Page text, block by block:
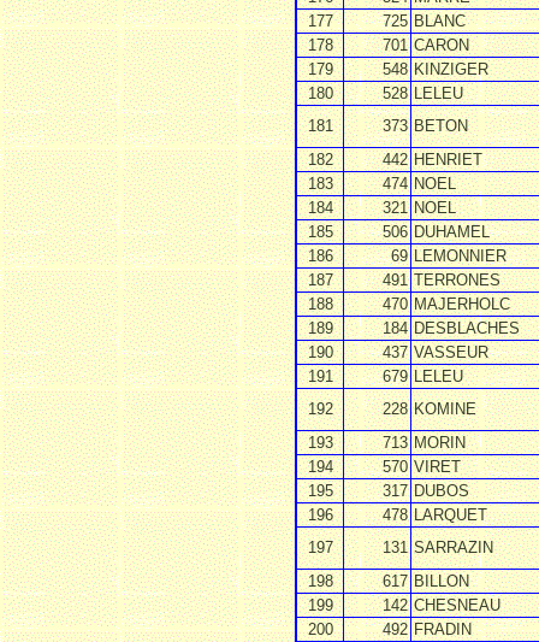
177
725 BLANC
178
701 CARON
179
548 KINZIGER
180
528 LELEU
181
373 BETON
182
442 HENRIET
183
474 NOEL
184
321 NOEL
185
506 DUHAMEL
186
69 LEMONNIER
187
491 TERRONES
188
470 MAJERHOLC
189
184 DESBLACHES
190
437 VASSEUR
191
679 LELEU
192
228 KOMINE
193
713 MORIN
194
570 VIRET
195
317 DUBOS
196
478 LARQUET
197
131 SARRAZIN
198
617 BILLON
199
142 CHESNEAU
200
492 FRADIN